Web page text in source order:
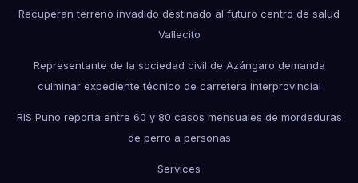
Recuperan terreno invadido destinado al futuro centro de salud
Vallecito
Representante de la sociedad civil de Azángaro demanda
culminar expediente técnico de carretera interprovincial
RIS Puno reporta entre 60 y 80 casos mensuales de mordeduras
de perro a personas
Services